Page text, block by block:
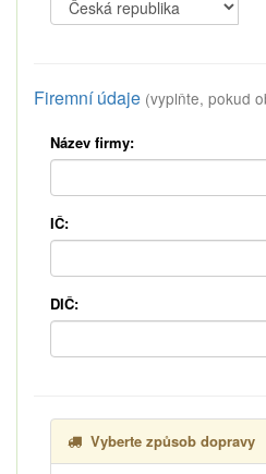
Firemní údaje (vyplňte, pokud
Název firmy:
IČ:
DIČ:
Vyberte způsob dopravy